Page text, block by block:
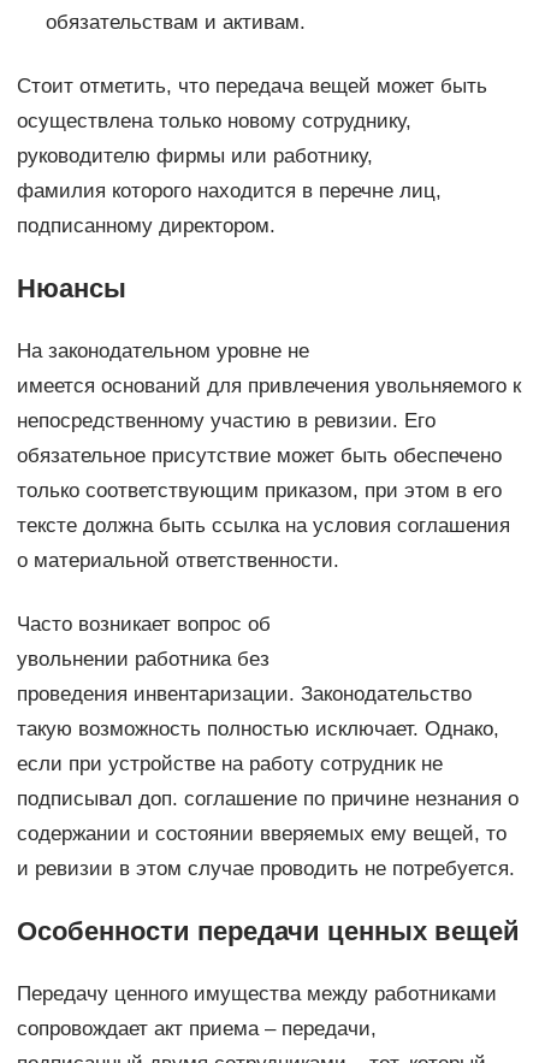
обязательствам и активам.
Стоит отметить, что передача вещей может быть
осуществлена только новому сотруднику,
руководителю фирмы или работнику,
фамилия которого находится в перечне лиц,
подписанному директором.
Нюансы
На законодательном уровне не
имеется оснований для привлечения увольняемого к
непосредственному участию в ревизии. Его
обязательное присутствие может быть обеспечено
только соответствующим приказом, при этом в его
тексте должна быть ссылка на условия соглашения
о материальной ответственности.
Часто возникает вопрос об
увольнении работника без
проведения инвентаризации. Законодательство
такую возможность полностью исключает. Однако,
если при устройстве на работу сотрудник не
подписывал доп. соглашение по причине незнания о
содержании и состоянии вверяемых ему вещей, то
и ревизии в этом случае проводить не потребуется.
Особенности передачи ценных вещей
Передачу ценного имущества между работниками
сопровождает акт приема – передачи,